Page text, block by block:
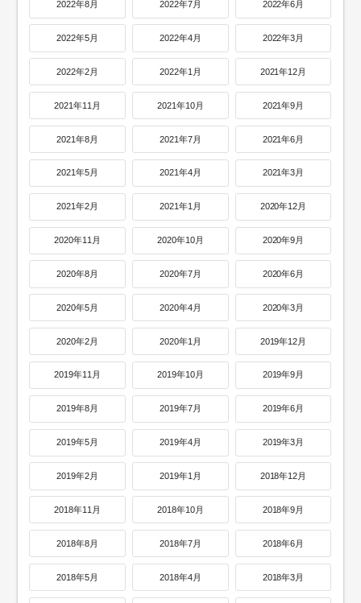
2022年8月 2022年7月 2022年6月
2022年5月 2022年4月 2022年3月
2022年2月 2022年1月 2021年12月
2021年11月 2021年10月 2021年9月
2021年8月 2021年7月 2021年6月
2021年5月 2021年4月 2021年3月
2021年2月 2021年1月 2020年12月
2020年11月 2020年10月 2020年9月
2020年8月 2020年7月 2020年6月
2020年5月 2020年4月 2020年3月
2020年2月 2020年1月 2019年12月
2019年11月 2019年10月 2019年9月
2019年8月 2019年7月 2019年6月
2019年5月 2019年4月 2019年3月
2019年2月 2019年1月 2018年12月
2018年11月 2018年10月 2018年9月
2018年8月 2018年7月 2018年6月
2018年5月 2018年4月 2018年3月